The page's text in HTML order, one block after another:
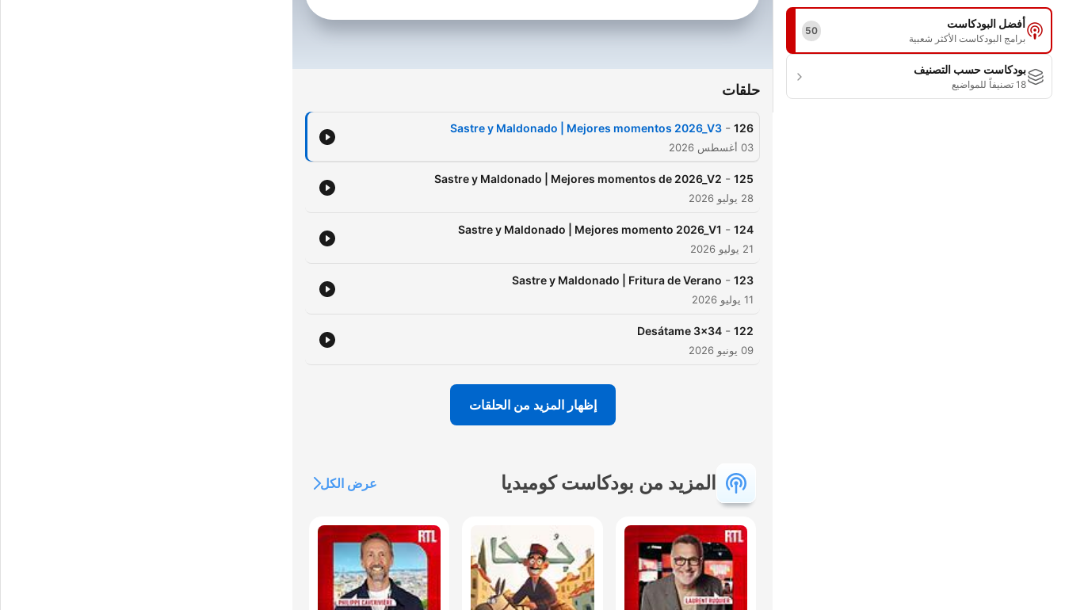
أفضل البودكاست
برامج البودكاست الأكثر شعبية
50
بودكاست حسب التصنيف
18 تصنيفاً للمواضيع
otros podcasts y Sastre en
sólo en este. Que se sepa.
حلقات
126
-
Sastre y Maldonado | Mejores momentos 2026_V3
03 أغسطس 2026
125
-
Sastre y Maldonado | Mejores momentos de 2026_V2
28 يوليو 2026
124
-
Sastre y Maldonado | Mejores momento 2026_V1
21 يوليو 2026
123
-
Sastre y Maldonado | Fritura de Verano
11 يوليو 2026
122
-
Desátame 3x34
09 يونيو 2026
إظهار المزيد من الحلقات
المزيد من بودكاست كوميديا عرض الكل